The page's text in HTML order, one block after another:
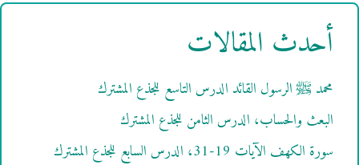
أحدث المقالات
محمد ﷺ الرسول القائد الدرس التاسع للجذع المشترك
البعث والحساب، الدرس الثامن للجذع المشترك
سورة الكهف الآيات 19-31، الدرس السابع للجذع المشترك